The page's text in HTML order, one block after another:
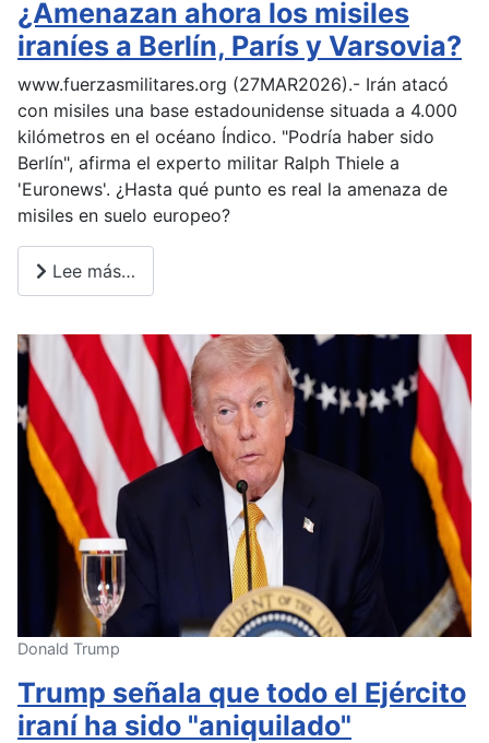
¿Amenazan ahora los misiles
iraníes a Berlín, París y Varsovia?
www.fuerzasmilitares.org (27MAR2026).- Irán atacó
con misiles una base estadounidense situada a 4.000
kilómetros en el océano Índico. "Podría haber sido
Berlín", afirma el experto militar Ralph Thiele a
'Euronews'. ¿Hasta qué punto es real la amenaza de
misiles en suelo europeo?
Lee más…
Donald Trump
Trump señala que todo el Ejército
iraní ha sido "aniquilado"